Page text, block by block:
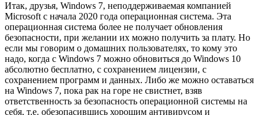
Итак, друзья, Windows 7, неподдерживаемая компанией
Microsoft с начала 2020 года операционная система. Эта
операционная система более не получает обновления
безопасности, при желании их можно получить за плату. Но
если мы говорим о домашних пользователях, то кому это
надо, когда с Windows 7 можно обновиться до Windows 10
абсолютно бесплатно, с сохранением лицензии, с
сохранением программ и данных. Либо же можно оставаться
на Windows 7, пока рак на горе не свистнет, взяв
ответственность за безопасность операционной системы на
cебя, т.е. обезопасившись хорошим антивирусом и